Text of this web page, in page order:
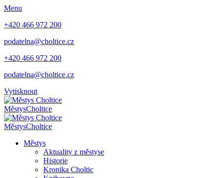
Menu
+420 466 972 200
podatelna@choltice.cz
+420 466 972 200
podatelna@choltice.cz
Vytisknout
MěstysCholtice
MěstysCholtice
Městys
Aktuality z městyse
Historie
Kronika Choltic